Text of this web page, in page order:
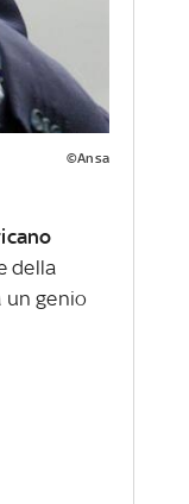
©Ansa
della
un genio